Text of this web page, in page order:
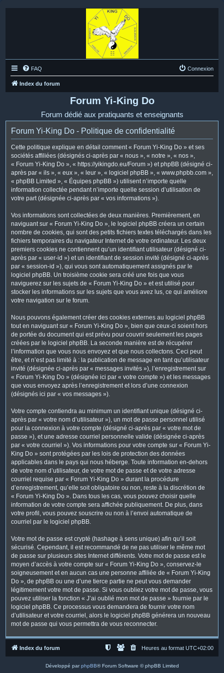
FAQ Connexion
Index du forum
Forum Yi-King Do
Forum dédié aux pratiquants et enseignants
Forum Yi-King Do - Politique de confidentialité
Cette politique explique en détail comment « Forum Yi-King Do » et ses
sociétés affiliées (désignés ci-après par « nous », « notre », « nos »,
« Forum Yi-King Do », « https://yikingdo.eu/Forum ») et phpBB (désigné ci-
après par « ils », « eux », « leur », « logiciel phpBB », « www.phpbb.com »,
« phpBB Limited », « Équipes phpBB ») utilisent n’importe quelle
information collectée pendant n’importe quelle session d’utilisation de
votre part (désignée ci-après par « vos informations »).
Vos informations sont collectées de deux manières. Premièrement, en
naviguant sur « Forum Yi-King Do », le logiciel phpBB créera un certain
nombre de cookies, qui sont des petits fichiers textes téléchargés dans les
fichiers temporaires du navigateur Internet de votre ordinateur. Les deux
premiers cookies ne contiennent qu’un identifiant utilisateur (désigné ci-
après par « user-id ») et un identifiant de session invité (désigné ci-après
par « session-id »), qui vous sont automatiquement assignés par le
logiciel phpBB. Un troisième cookie sera créé une fois que vous
naviguerez sur les sujets de « Forum Yi-King Do » et est utilisé pour
stocker les informations sur les sujets que vous avez lus, ce qui améliore
votre navigation sur le forum.
Nous pouvons également créer des cookies externes au logiciel phpBB
tout en naviguant sur « Forum Yi-King Do », bien que ceux-ci soient hors
de portée du document qui est prévu pour couvrir seulement les pages
créées par le logiciel phpBB. La seconde manière est de récupérer
l’information que vous nous envoyez et que nous collectons. Ceci peut
être, et n’est pas limité à : la publication de message en tant qu’utilisateur
invité (désignée ci-après par « messages invités »), l’enregistrement sur
« Forum Yi-King Do » (désignée ici par « votre compte ») et les messages
que vous envoyez après l’enregistrement et lors d’une connexion
(désignés ici par « vos messages »).
Votre compte contiendra au minimum un identifiant unique (désigné ci-
après par « votre nom d’utilisateur »), un mot de passe personnel utilisé
pour la connexion à votre compte (désigné ci-après par « votre mot de
passe »), et une adresse courriel personnelle valide (désignée ci-après
par « votre courriel »). Vos informations pour votre compte sur « Forum Yi-
King Do » sont protégées par les lois de protection des données
applicables dans le pays qui nous héberge. Toute information en-dehors
de votre nom d’utilisateur, de votre mot de passe et de votre adresse
courriel requise par « Forum Yi-King Do » durant la procédure
d’enregistrement, qu’elle soit obligatoire ou non, reste à la discrétion de
« Forum Yi-King Do ». Dans tous les cas, vous pouvez choisir quelle
information de votre compte sera affichée publiquement. De plus, dans
votre profil, vous pouvez souscrire ou non à l’envoi automatique de
courriel par le logiciel phpBB.
Votre mot de passe est crypté (hashage à sens unique) afin qu’il soit
sécurisé. Cependant, il est recommandé de ne pas utiliser le même mot
de passe sur plusieurs sites Internet différents. Votre mot de passe est le
moyen d’accès à votre compte sur « Forum Yi-King Do », conservez-le
soigneusement et en aucun cas une personne affiliée de « Forum Yi-King
Do », de phpBB ou une d’une tierce partie ne peut vous demander
légitimement votre mot de passe. Si vous oubliez votre mot de passe, vous
pouvez utiliser la fonction « J’ai oublié mon mot de passe » fournie par le
logiciel phpBB. Ce processus vous demandera de fournir votre nom
d’utilisateur et votre courriel, alors le logiciel phpBB générera un nouveau
mot de passe qui vous permettra de vous reconnecter.
Index du forum Heures au format UTC+02:00
Développé parphpBB® Forum Software © phpBB Limited